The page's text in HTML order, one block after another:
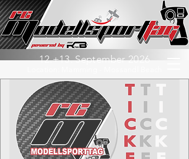
12.+13. September 2026